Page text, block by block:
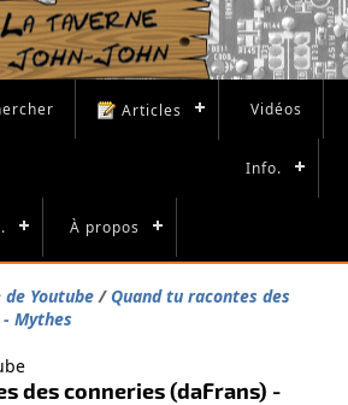
Articles Vidéos
Info.
À propos
de Youtube
Quand tu racontes des
Mythes
des conneries (daFrans) -